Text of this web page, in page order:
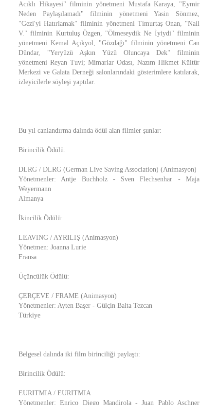
Acıklı Hikayesi" filminin yönetmeni Mustafa Karaya, "Eymir
Neden Paylaşılamadı" filminin yönetmeni Yasin Sönmez,
"Gezi'yi Hatırlamak" filminin yönetmeni Timurtaş Onan, "Nail
V." filminin Kurtuluş Özgen, "Ölmeseydik Ne İyiydi" filminin
yönetmeni Kemal Açıkyol, "Gözdağı" filminin yönetmeni Can
Dündar, "Yeryüzü Aşkın Yüzü Oluncaya Dek" filminin
yönetmeni Reyan Tuvi; Mimarlar Odası, Nazım Hikmet Kültür
Merkezi ve Galata Derneği salonlarındaki gösterimlere katılarak,
izleyicilerle söyleşi yaptılar.
Bu yıl canlandırma dalında ödül alan filmler şunlar:
Birincilik Ödülü:
DLRG / DLRG (German Live Saving Association) (Animasyon)
Yönetmenler: Antje Buchholz - Sven Flechsenhar - Maja
Weyermann
Almanya
İkincilik Ödülü:
LEAVING / AYRILIŞ (Animasyon)
Yönetmen: Joanna Lurie
Fransa
Üçüncülük Ödülü:
ÇERÇEVE / FRAME (Animasyon)
Yönetmenler: Ayten Başer - Gülçin Balta Tezcan
Türkiye
Belgesel dalında iki film birinciliği paylaştı:
Birincilik Ödülü:
EURITMIA / EURITMIA
Yönetmenler: Enrico Diego Mandirola - Juan Pablo Aschner